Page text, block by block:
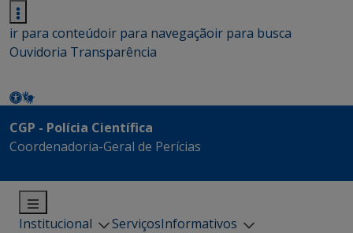
ir para conteúdoir para navegaçãoir para busca
Ouvidoria Transparência
CGP - Polícia Científica
Coordenadoria-Geral de Perícias
Institucional ServiçosInformativos